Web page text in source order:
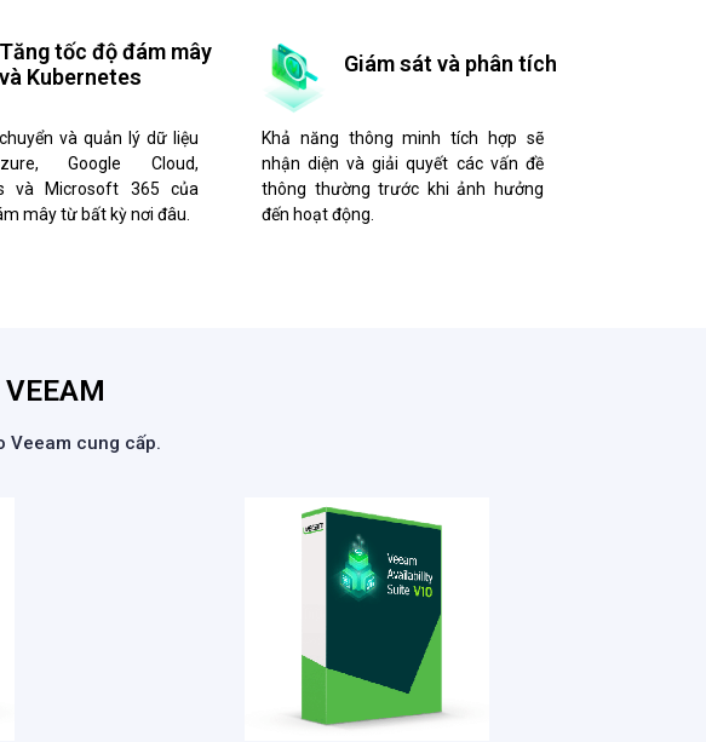
Tăng tốc độ đám mây
và Kubernetes
và quản lý dữ liệu
Google Cloud,
và Microsoft 365 của
mây từ bất kỳ nơi đâu.
Giám sát và phân tích
Khả năng thông minh tích hợp sẽ
nhận diện và giải quyết các vấn đề
thông thường trước khi ảnh hưởng
đến hoạt động.
Veeam cung cấp.